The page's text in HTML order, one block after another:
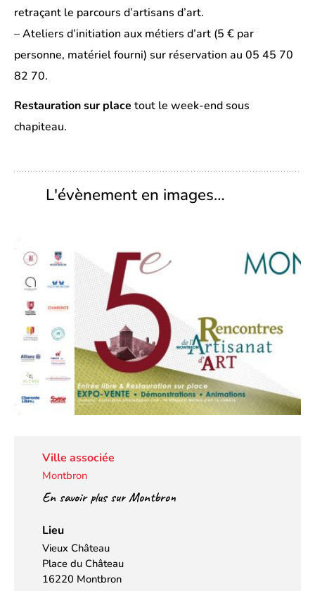
retraçant le parcours d’artisans d’art.
– Ateliers d’initiation aux métiers d’art (5 € par
personne, matériel fourni) sur réservation au 05 45 70
82 70.
Restauration sur place tout le week-end sous
chapiteau.
L'évènement en images…
Ville associée
Montbron
En savoir plus sur Montbron
Lieu
Vieux Château
Place du Château
16220 Montbron